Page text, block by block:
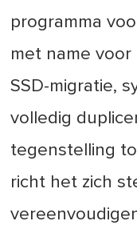
programma
met name
SSD-migratie,
volledig
tegenstelling
richt het zich